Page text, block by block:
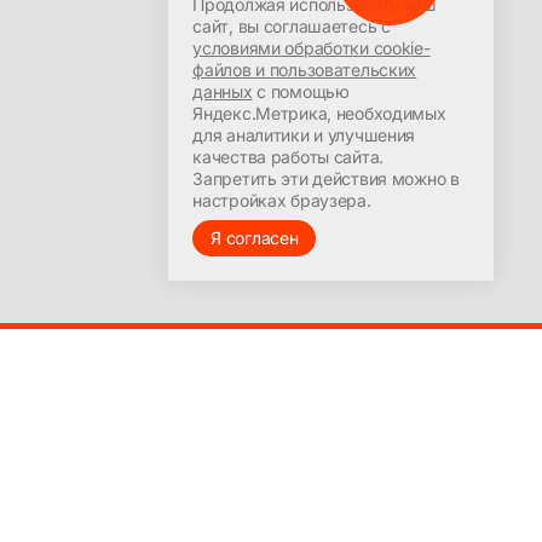
Согласие на обработку
персональных данных
Создание сайта –
Продолжая использовать наш
сайт, вы соглашаетесь с
условиями обработки cookie-
файлов и пользовательских
данных с помощью
Яндекс.Метрика, необходимых
для аналитики и улучшения
качества работы сайта.
Запретить эти действия можно в
настройках браузера.
Я согласен